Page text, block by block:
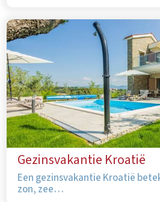
Gezinsvakantie Kroatië
Een gezinsvakantie Kroatië
zon, zee…